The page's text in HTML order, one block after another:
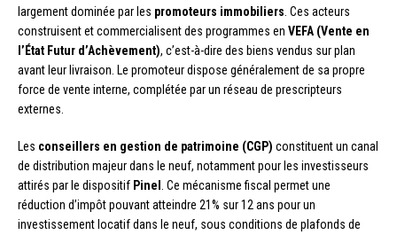
largement dominée par les promoteurs immobiliers . Ces acteurs
construisent et commercialisent des programmes en VEFA (Vente en
l’État Futur d’Achèvement), c’est-à-dire des biens vendus sur plan
avant leur livraison. Le promoteur dispose généralement de sa propre
force de vente interne, complétée par un réseau de prescripteurs
externes.
Les conseillers en gestion de patrimoine (CGP) constituent un canal
de distribution majeur dans le neuf, notamment pour les investisseurs
attirés par le dispositif Pinel
. Ce mécanisme fiscal permet une
réduction d’impôt pouvant atteindre 21% sur 12 ans pour un
investissement locatif dans le neuf, sous conditions de plafonds de